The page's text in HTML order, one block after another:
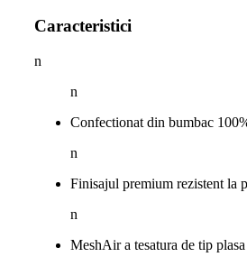
Caracteristici
n
n
Confectionat din bumbac
n
Finisajul premium rezistent la
n
MeshAir a tesatura de tip